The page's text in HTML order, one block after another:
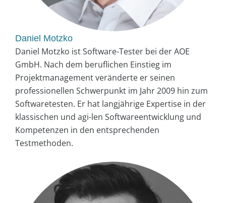
Daniel Motzko
Daniel Motzko ist Software-Tester bei der AOE
GmbH. Nach dem beruflichen Einstieg im
Projektmanagement veränderte er seinen
professionellen Schwerpunkt im Jahr 2009 hin zum
Softwaretesten. Er hat langjährige Expertise in der
klassischen und agi-len Softwareentwicklung und
Kompetenzen in den entsprechenden
Testmethoden.